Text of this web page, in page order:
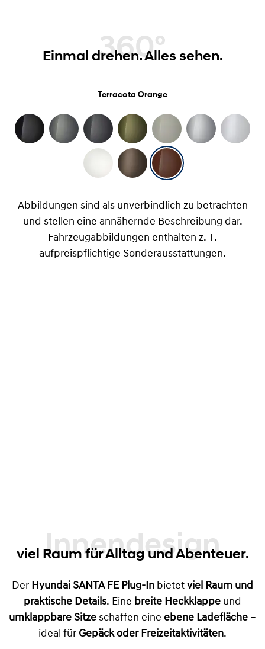
360°
Einmal drehen. Alles sehen.
Terracota Orange
Abbildungen sind als unverbindlich zu betrachten
und stellen eine annähernde Beschreibung dar.
Fahrzeugabbildungen enthalten z. T.
aufpreispflichtige Sonderausstattungen.
Innendesign
viel Raum für Alltag und Abenteuer.
Der Hyundai SANTA FE Plug-In bietet viel Raum und
praktische Details. Eine breite Heckklappe und
umklappbare Sitze schaffen eine ebene Ladefläche –
ideal für Gepäck oder Freizeitaktivitäten.